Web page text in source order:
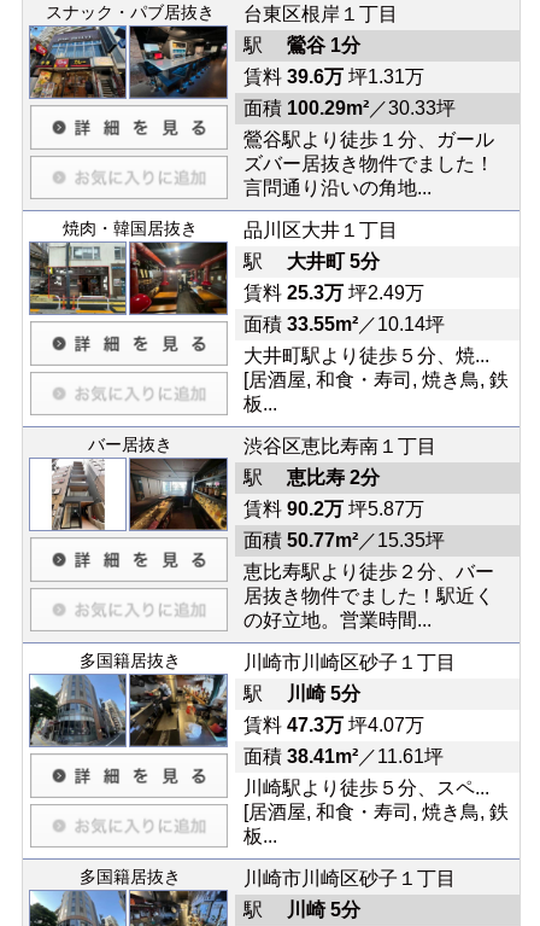
スナック・パブ居抜き
台東区根岸１丁目
駅 鶯谷 1分
賃料 39.6万坪1.31万
面積 100.29m²／30.33坪
鶯谷駅より徒歩１分、ガール
ズバー居抜き物件でました！
言問通り沿いの角地...
焼肉・韓国居抜き
品川区大井１丁目
駅 大井町 5分
賃料 25.3万坪2.49万
面積 33.55m²／10.14坪
大井町駅より徒歩５分、焼...
[居酒屋, 和食・寿司, 焼き鳥, 鉄
板...
バー居抜き
渋谷区恵比寿南１丁目
駅 恵比寿 2分
賃料 90.2万坪5.87万
面積 50.77m²／15.35坪
恵比寿駅より徒歩２分、バー
居抜き物件でました！駅近く
の好立地。営業時間...
多国籍居抜き
川崎市川崎区砂子１丁目
駅
川崎 5分
賃料 47.3万坪4.07万
面積 38.41m²／11.61坪
川崎駅より徒歩５分、スペ...
[居酒屋, 和食・寿司, 焼き鳥, 鉄
板...
多国籍居抜き
川崎市川崎区砂子１丁目
駅
川崎 5分